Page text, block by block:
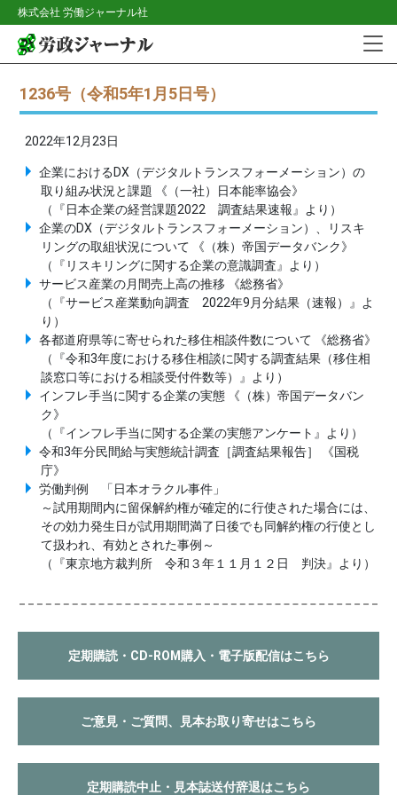
株式会社 労働ジャーナル社
1236号（令和5年1月5日号）
2022年12月23日
企業におけるDX（デジタルトランスフォーメーション）の
取り組み状況と課題 《（一社）日本能率協会》
（『日本企業の経営課題2022 調査結果速報』より）
企業のDX（デジタルトランスフォーメーション）、リスキ
リングの取組状況について 《（株）帝国データバンク》
（『リスキリングに関する企業の意識調査』より）
サービス産業の月間売上高の推移 《総務省》
（『サービス産業動向調査 2022年9月分結果（速報）』よ
り）
各都道府県等に寄せられた移住相談件数について 《総務省》
（『令和3年度における移住相談に関する調査結果（移住相
談窓口等における相談受付件数等）』より）
インフレ手当に関する企業の実態 《（株）帝国データバン
ク》
（『インフレ手当に関する企業の実態アンケート』より）
令和3年分民間給与実態統計調査［調査結果報告］ 《国税
庁》
労働判例 「日本オラクル事件」
～試用期間内に留保解約権が確定的に行使された場合には、
その効力発生日が試用期間満了日後でも同解約権の行使とし
て扱われ、有効とされた事例～
（『東京地方裁判所 令和３年１１月１２日 判決』より）
定期購読・CD-ROM購入・電子版配信はこちら
ご意見・ご質問、見本お取り寄せはこちら
定期購読中止・見本誌送付辞退はこちら